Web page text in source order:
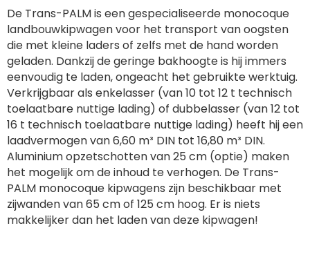
Svenska
한국의
日本語
中文
Português
De Trans-PALM is een gespecialiseerde monocoque
landbouwkipwagen voor het transport van oogsten
die met kleine laders of zelfs met de hand worden
geladen. Dankzij de geringe bakhoogte is hij immers
eenvoudig te laden, ongeacht het gebruikte werktuig.
Verkrijgbaar als enkelasser (van 10 tot 12 t technisch
toelaatbare nuttige lading) of dubbelasser (van 12 tot
16 t technisch toelaatbare nuttige lading) heeft hij een
laadvermogen van 6,60 m³ DIN tot 16,80 m³ DIN.
Aluminium opzetschotten van 25 cm (optie) maken
het mogelijk om de inhoud te verhogen. De Trans-
PALM monocoque kipwagens zijn beschikbaar met
zijwanden van 65 cm of 125 cm hoog. Er is niets
makkelijker dan het laden van deze kipwagen!